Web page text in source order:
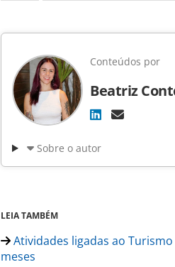
Conteúdos por
Beatriz
Sobre o autor
LEIA TAMBÉM
Atividades ligadas ao
meses